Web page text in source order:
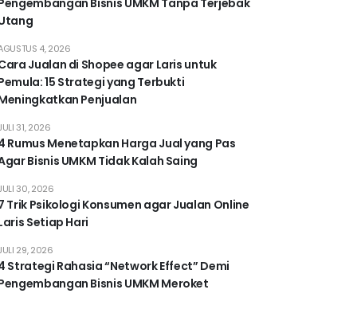
Bisnis UMKM Tanpa Terjebak
Jualan di Shopee agar Laris untuk
15 Strategi yang Terbukti
Penjualan
4, 2026
Rumus Menetapkan Harga Jual yang Pas
Bisnis UMKM Tidak Kalah Saing
31, 2026
Trik Psikologi Konsumen agar Jualan Online
Setiap Hari
30, 2026
Strategi Rahasia “Network Effect” Demi
Bisnis UMKM Meroket
29, 2026